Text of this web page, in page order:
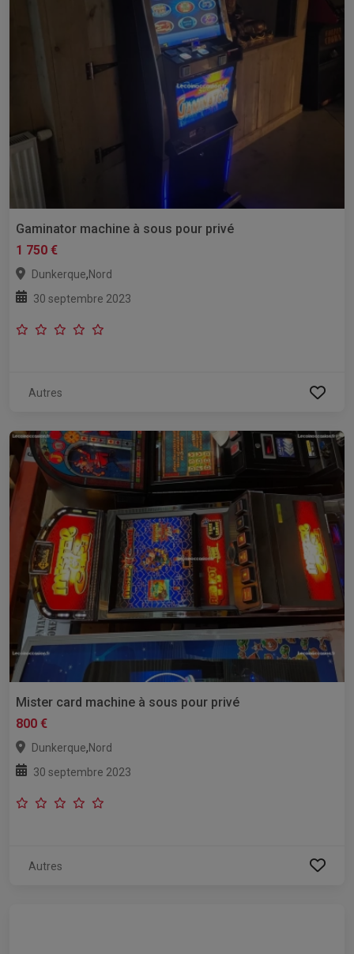
Gaminator machine à sous pour privé
1 750 €
Dunkerque,Nord
30 septembre 2023
Autres
Mister card machine à sous pour privé
800 €
Dunkerque,Nord
30 septembre 2023
Autres